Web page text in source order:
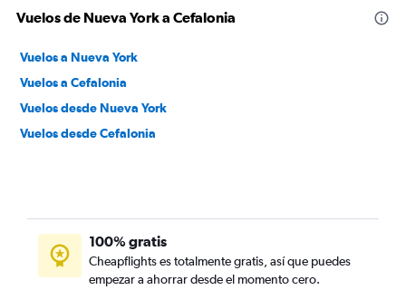
Vuelos de Nueva York a Cefalonia
Vuelos a Nueva York
Vuelos a Cefalonia
Vuelos desde Nueva York
Vuelos desde Cefalonia
100% gratis
Cheapflights es totalmente gratis, así que puedes
empezar a ahorrar desde el momento cero.